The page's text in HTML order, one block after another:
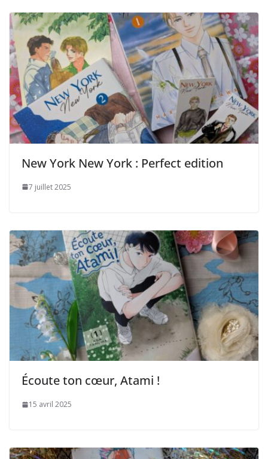
New York New York : Perfect edition
7 juillet 2025
Écoute ton cœur, Atami !
15 avril 2025